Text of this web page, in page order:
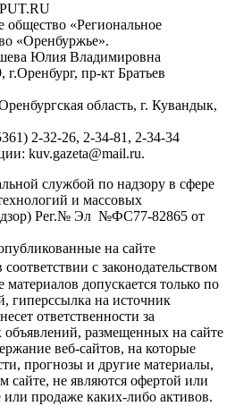
«Региональное
«Оренбуржье».
Юлия Владимировна
г.Оренбург, пр-кт Братьев
область, г. Кувандык,
2-32-26, 2-34-81, 2-34-34
kuv.gazeta@mail.ru.
службой по надзору в сфере
и массовых
Рег.№ Эл №ФС77-82865 от
на сайте
с законодательством
допускается только по
гиперссылка на источник
ответственности за
объявлений, размещенных на сайте
веб-сайтов, на которые
прогнозы и другие материалы,
сайте, не являются офертой или
продаже каких-либо активов.